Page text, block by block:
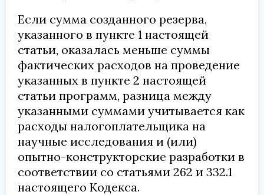
Если сумма созданного резерва,
указанного в пункте 1 настоящей
статьи, оказалась меньше суммы
фактических расходов на проведение
указанных в пункте 2 настоящей
статьи программ, разница между
указанными суммами учитывается как
расходы налогоплательщика на
научные исследования и (или)
опытно-конструкторские разработки в
соответствии со статьями 262 и 332.1
настоящего Кодекса.